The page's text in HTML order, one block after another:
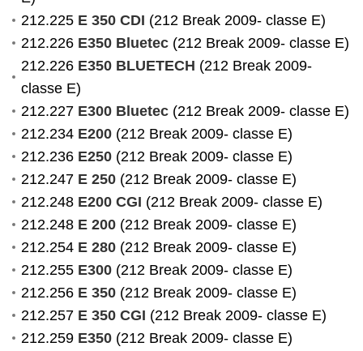
212.225 E 350 CDI (212 Break 2009- classe E)
212.226 E350 Bluetec (212 Break 2009- classe E)
212.226 E350 BLUETECH (212 Break 2009-
classe E)
212.227 E300 Bluetec (212 Break 2009- classe E)
212.234 E200 (212 Break 2009- classe E)
212.236 E250 (212 Break 2009- classe E)
212.247 E 250 (212 Break 2009- classe E)
212.248 E200 CGI (212 Break 2009- classe E)
212.248 E 200 (212 Break 2009- classe E)
212.254 E 280 (212 Break 2009- classe E)
212.255 E300 (212 Break 2009- classe E)
212.256 E 350 (212 Break 2009- classe E)
212.257 E 350 CGI (212 Break 2009- classe E)
212.259 E350 (212 Break 2009- classe E)